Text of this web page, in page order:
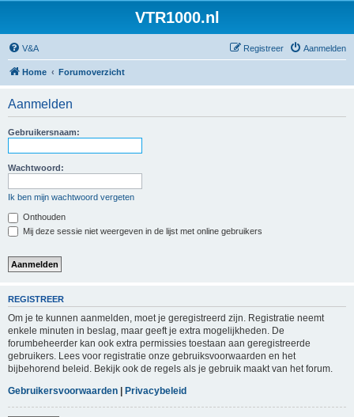
VTR1000.nl
V&A Aanmelden
Registreer
Home Forumoverzicht
Aanmelden
Gebruikersnaam:
Wachtwoord:
Ik ben mijn wachtwoord vergeten
Onthouden
Mij deze sessie niet weergeven in de lijst met online gebruikers
REGISTREER
Om je te kunnen aanmelden, moet je geregistreerd zijn. Registratie neemt
enkele minuten in beslag, maar geeft je extra mogelijkheden. De
forumbeheerder kan ook extra permissies toestaan aan geregistreerde
gebruikers. Lees voor registratie onze gebruiksvoorwaarden en het
bijbehorend beleid. Bekijk ook de regels als je gebruik maakt van het forum.
Gebruikersvoorwaarden | Privacybeleid